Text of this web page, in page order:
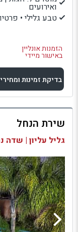
ואירועים
טבע גלילי •
הזמנות אונליין
באישור מיידי
בדיקת זמינות
למתחם זה
בדיקת זמינות ומחירים
שירת הנחל
גליל עליון | שדה